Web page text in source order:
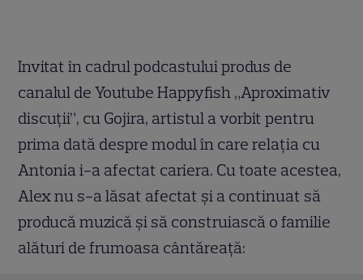
Invitat în cadrul podcastului produs de
canalul de Youtube Happyfish „Aproximativ
discuții”, cu Gojira, artistul a vorbit pentru
prima dată despre modul în care relația cu
Antonia i-a afectat cariera. Cu toate acestea,
Alex nu s-a lăsat afectat și a continuat să
producă muzică și să construiască o familie
alături de frumoasa cântăreață: